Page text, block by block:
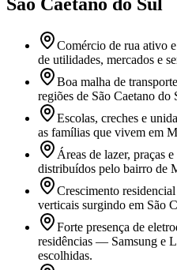
São Caetano do Sul
Comércio de rua ativo
de utilidades, mercados e
Boa malha de
regiões de São Caetano do
Escolas, creches e
as famílias que vivem em
Áreas de lazer, praças
distribuídos pelo bairro de
Crescimento
verticais surgindo em São
Forte presença de
residências — Samsung e
escolhidas.